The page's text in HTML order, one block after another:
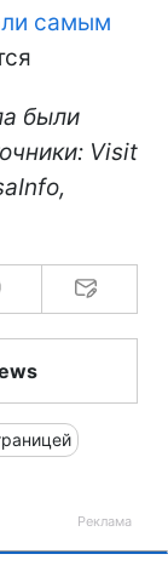
самым
были
Visit